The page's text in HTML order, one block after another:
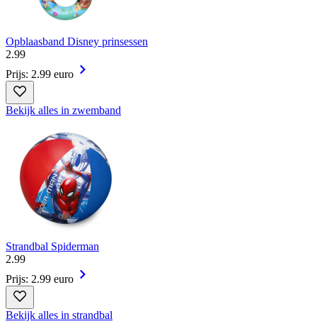
Opblaasband Disney prinsessen
2.99
Prijs: 2.99 euro
Bekijk alles in zwemband
Strandbal Spiderman
2.99
Prijs: 2.99 euro
Bekijk alles in strandbal